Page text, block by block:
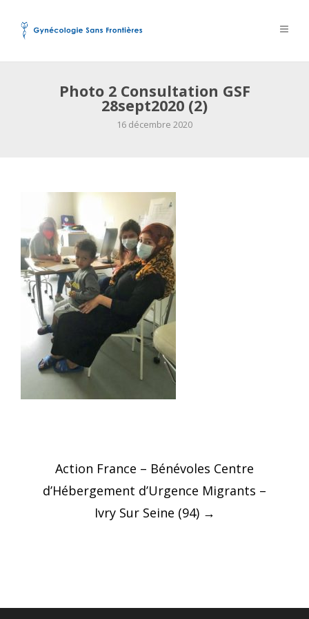
Photo 2 Consultation GSF
28sept2020 (2)
16 décembre 2020
Post
navigation
Action France – Bénévoles Centre
d’Hébergement d’Urgence Migrants –
Ivry Sur Seine (94) →